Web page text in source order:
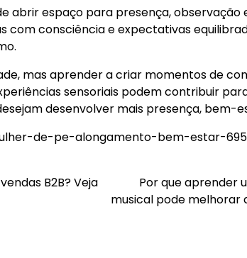
abrir espaço para presença, observação
com consciência e expectativas
mas aprender a criar momentos de
sensoriais podem contribuir
desenvolver mais presença, bem-
de-pe-alongamento-bem-estar-
Navegação
B2B? Veja
Por que aprender
musical pode melhorar